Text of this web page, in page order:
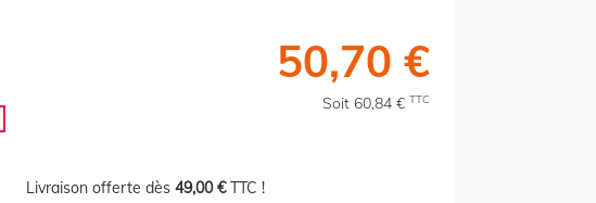
50,70 €
Soit 60,84 € TTC
Livraison offerte dès 49,00 €TTC !